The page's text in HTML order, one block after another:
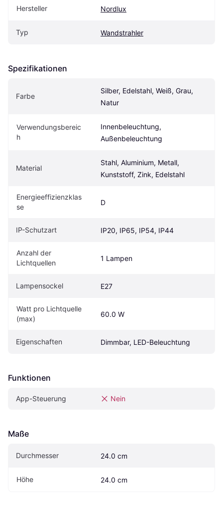
Hersteller Nordlux
Typ Wandstrahler
Spezifikationen
Farbe
Silber, Edelstahl, Weiß, Grau,
Natur
Verwendungsbereic
h
Innenbeleuchtung,
Außenbeleuchtung
Material
Stahl, Aluminium, Metall,
Kunststoff, Zink, Edelstahl
Energieeffizienzklas
se
D
IP-Schutzart IP20, IP65, IP54, IP44
Anzahl der
Lichtquellen
1 Lampen
Lampensockel E27
Watt pro Lichtquelle
(max)
60.0 W
Eigenschaften Dimmbar, LED-Beleuchtung
Funktionen
App-Steuerung Nein
Maße
Durchmesser 24.0 cm
Höhe 24.0 cm